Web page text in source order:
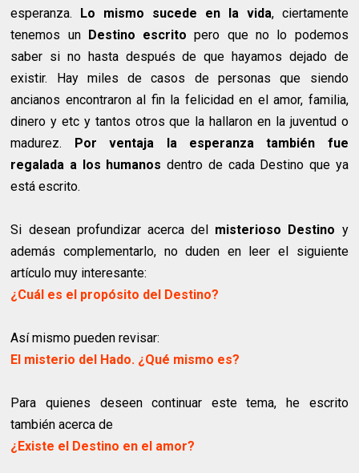
esperanza. Lo mismo sucede en la vida, ciertamente
tenemos un Destino escrito pero que no lo podemos
saber si no hasta después de que hayamos dejado de
existir. Hay miles de casos de personas que siendo
ancianos encontraron al fin la felicidad en el amor, familia,
dinero y etc y tantos otros que la hallaron en la juventud o
madurez. Por ventaja la esperanza también fue
regalada a los humanosdentro de cada Destino que ya
está escrito.
Si desean profundizar acerca del misterioso Destino y
además complementarlo, no duden en leer el siguiente
artículo muy interesante:
¿Cuál es el propósito del Destino?
Así mismo pueden revisar:
El misterio del Hado. ¿Qué mismo es?
Para quienes deseen continuar este tema, he escrito
también acerca de
¿Existe el Destino en el amor?